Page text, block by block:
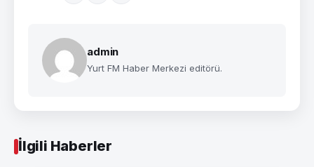
admin
Yurt FM Haber Merkezi editörü.
İlgili Haberler